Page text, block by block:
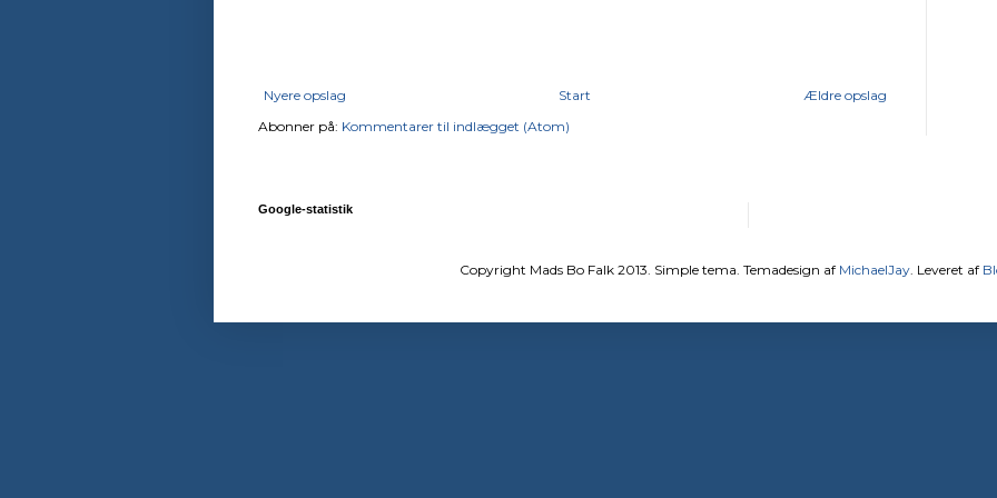
Nyere opslag Ældre opslag
Start
Abonner på: Kommentarer til indlægget (Atom)
Google-statistik
Copyright Mads Bo Falk 2013. Simple tema. Temadesign af MichaelJay. Leveret af